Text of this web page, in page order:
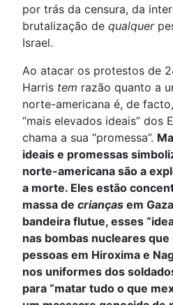
por trás da censura, da
brutalização de qualquer
Israel.
Ao atacar os protestos de
Harris tem razão quanto a
norte-americana é, de
“mais elevados ideais” dos
chama a sua “promessa”.
ideais e promessas
norte-americana são a
a morte. Eles estão
massa de crianças em
bandeira flutue, esses
nas bombas nucleares
pessoas em Hiroxima e
nos uniformes dos
para “matar tudo o que